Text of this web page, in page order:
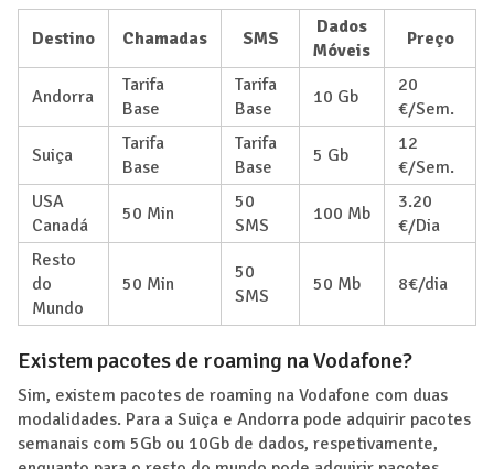
Destino Chamadas SMS
Dados
Móveis
Preço
Andorra
Tarifa
Base
Tarifa
Base
10 Gb
20
€/Sem.
Suiça
Tarifa
Base
Tarifa
Base
5 Gb
12
€/Sem.
USA
Canadá
50 Min
50
SMS
100 Mb
3.20
€/Dia
Resto
do
Mundo
50 Min
50
SMS
50 Mb 8€/dia
Existem pacotes de roaming na Vodafone?
Sim, existem pacotes de roaming na Vodafone com duas
modalidades. Para a Suiça e Andorra pode adquirir pacotes
semanais com 5Gb ou 10Gb de dados, respetivamente,